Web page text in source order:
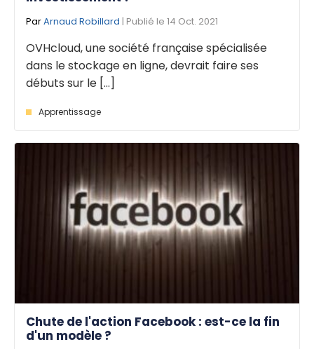
ParArnaud Robillard | Publié le 14 Oct. 2021
OVHcloud, une société française spécialisée
dans le stockage en ligne, devrait faire ses
débuts sur le [...]
Apprentissage
Chute de l'action Facebook : est-ce la fin
d'un modèle ?